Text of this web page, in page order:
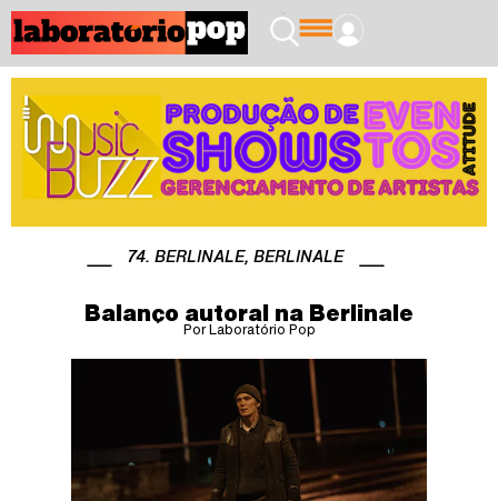
74. BERLINALE, BERLINALE
Balanço autoral na Berlinale
Por Laboratório Pop